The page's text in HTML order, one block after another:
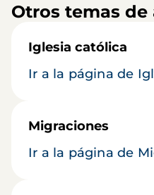
Otros temas
Iglesia católica
Ir a la página de
Migraciones
Ir a la página de